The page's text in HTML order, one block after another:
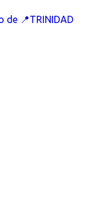
📍TRINIDAD